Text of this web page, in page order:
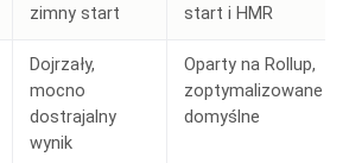
zimny start
start i HMR
Dojrzały,
mocno
dostrajalny
wynik
Oparty na Rollup,
zoptymalizowane
domyślne